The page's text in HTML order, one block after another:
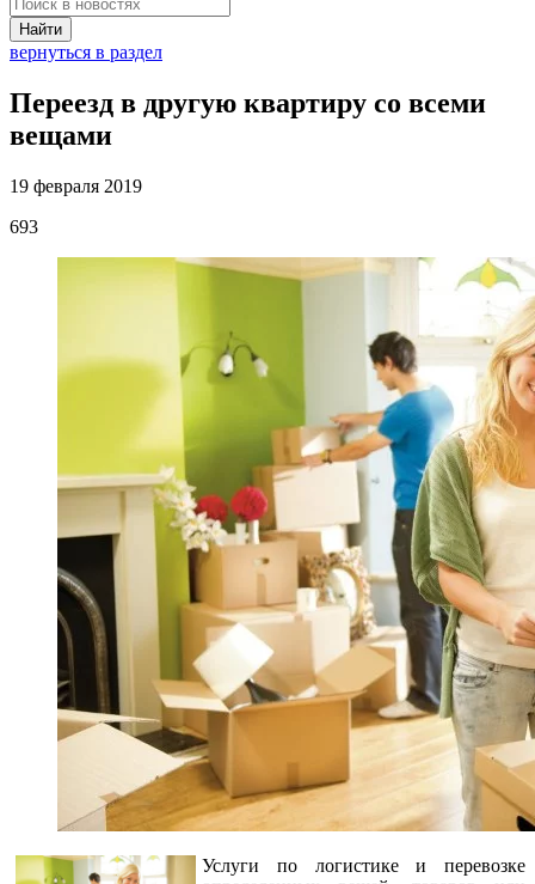
Найти
вернуться в раздел
Переезд в другую квартиру со всеми
вещами
19 февраля 2019
693
Услуги по логистике и перевозке